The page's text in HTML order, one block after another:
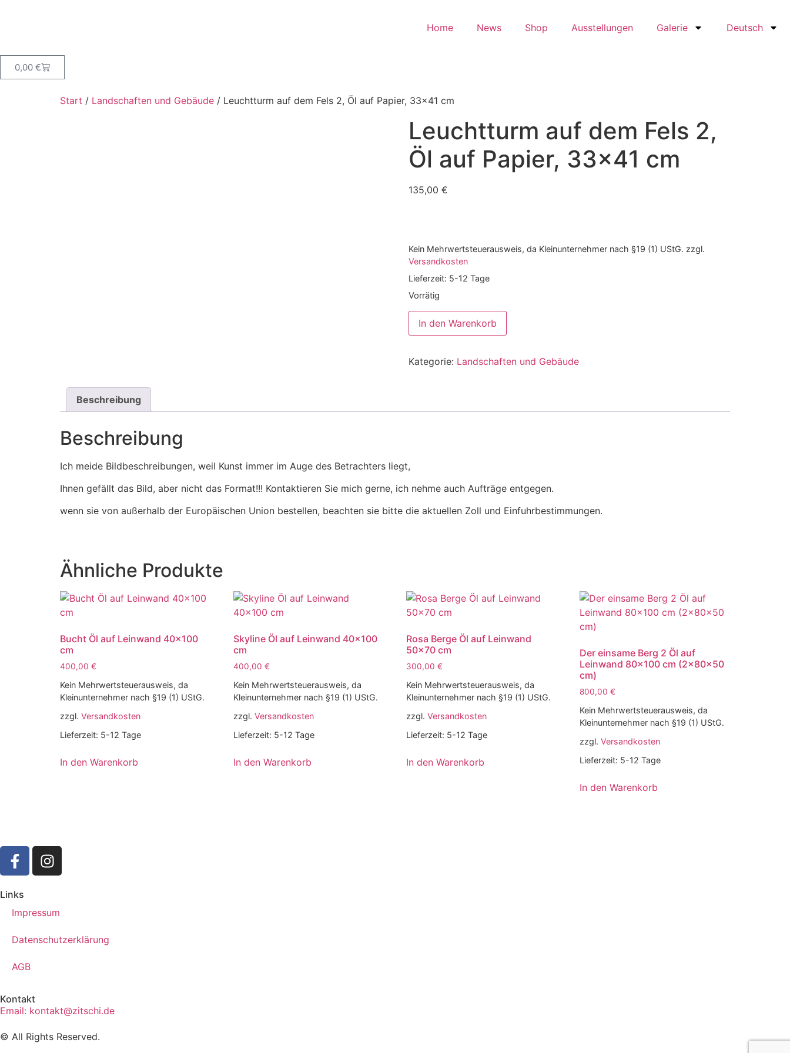
Home News Shop Ausstellungen Galerie Deutsch
0,00 €
Start / Landschaften und Gebäude / Leuchtturm auf dem Fels 2, Öl auf Papier, 33×41 cm
Leuchtturm auf dem Fels 2,
Öl auf Papier, 33×41 cm
135,00 €
Kein Mehrwertsteuerausweis, da Kleinunternehmer nach §19 (1) UStG. zzgl.
Versandkosten
Lieferzeit: 5-12 Tage
Vorrätig
In den Warenkorb
Kategorie: Landschaften und Gebäude
Beschreibung
Beschreibung
Ich meide Bildbeschreibungen, weil Kunst immer im Auge des Betrachters liegt,
Ihnen gefällt das Bild, aber nicht das Format!!! Kontaktieren Sie mich gerne, ich nehme auch Aufträge entgegen.
wenn sie von außerhalb der Europäischen Union bestellen, beachten sie bitte die aktuellen Zoll und Einfuhrbestimmungen.
Ähnliche Produkte
Bucht Öl auf Leinwand 40×100
cm
400,00 €
Kein Mehrwertsteuerausweis, da
Kleinunternehmer nach §19 (1) UStG.
zzgl. Versandkosten
Lieferzeit: 5-12 Tage
In den Warenkorb
Skyline Öl auf Leinwand 40×100
cm
400,00 €
Kein Mehrwertsteuerausweis, da
Kleinunternehmer nach §19 (1) UStG.
zzgl. Versandkosten
Lieferzeit: 5-12 Tage
In den Warenkorb
Rosa Berge Öl auf Leinwand
50×70 cm
300,00€
Kein Mehrwertsteuerausweis, da
Kleinunternehmer nach §19 (1) UStG.
zzgl.Versandkosten
Lieferzeit: 5-12 Tage
In den Warenkorb
Der einsame Berg 2 Öl auf
Leinwand 80×100 cm (2x80x50
cm)
800,00€
Kein Mehrwertsteuerausweis, da
Kleinunternehmer nach §19 (1) UStG.
zzgl.Versandkosten
Lieferzeit: 5-12 Tage
In den Warenkorb
Links
Impressum
Datenschutzerklärung
AGB
Kontakt
Email: kontakt@zitschi.de
© All Rights Reserved.